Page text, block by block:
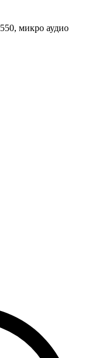
микро аудио